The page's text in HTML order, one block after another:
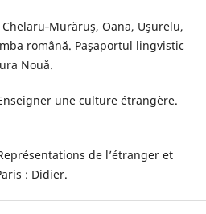
Oana, Uşurelu,
română. Paşaportul lingvistic
Nouă.
une culture étrangère.
de l’étranger et
: Didier.